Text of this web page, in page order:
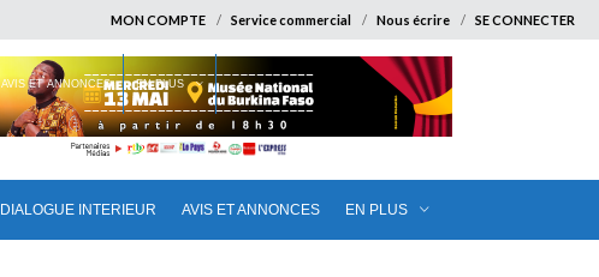
MON COMPTE Service commercial Nous écrire SE CONNECTER
DIALOGUE INTERIEUR AVIS ET ANNONCES EN PLUS
AVIS ET ANNONCES EN PLUS